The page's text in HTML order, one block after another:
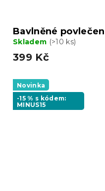
Bavlněné
Skladem (>10 ks)
399 Kč
Novinka
-15 % s kódem:
MINUS15